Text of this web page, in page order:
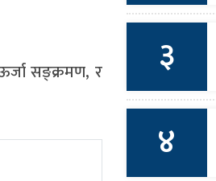
सङ्क्रमण, र
३
४